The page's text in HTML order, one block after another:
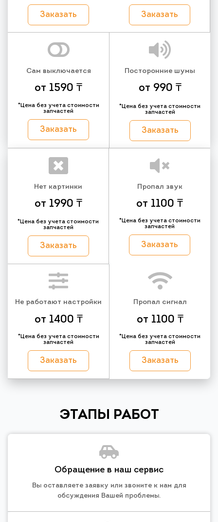
Заказать Заказать
Сам выключается
от 1590 ₸
*Цена без учета стоимости
запчастей
Заказать
Посторонние шумы
от 990 ₸
*Цена без учета стоимости
запчастей
Заказать
Нет картинки
от 1990 ₸
*Цена без учета стоимости
запчастей
Заказать
Пропал звук
от 1100 ₸
*Цена без учета стоимости
запчастей
Заказать
Не работают настройки
от 1400 ₸
*Цена без учета стоимости
запчастей
Заказать
Пропал сигнал
от 1100 ₸
*Цена без учета стоимости
запчастей
Заказать
ЭТАПЫ РАБОТ
Обращение в наш сервис
Вы оставляете заявку или звоните к нам для
обсуждения Вашей проблемы.